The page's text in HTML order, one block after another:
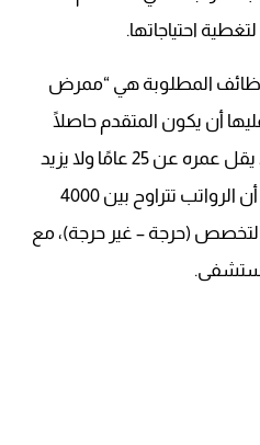
احتياجاتها.
المطلوبة هي “ممرض
أن يكون المتقدم حاصلًا
على بكالوريوس تمريض، وألا يقل عمره عن 25 عامًا ولا يزيد
عن 35 عامًا. وأوضحت الوزارة أن الرواتب تتراوح بين 4000
والتخصص (حرجة – غير حرجة)، مع